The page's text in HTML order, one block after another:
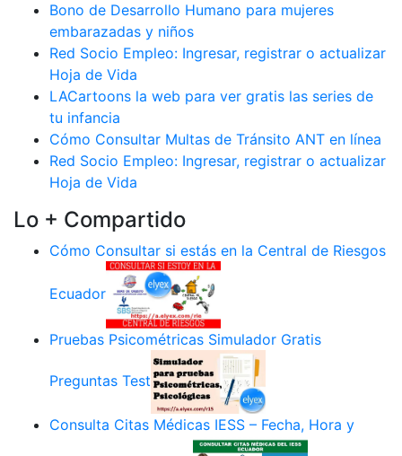
Bono de Desarrollo Humano para mujeres
embarazadas y niños
Red Socio Empleo: Ingresar, registrar o actualizar
Hoja de Vida
LACartoons la web para ver gratis las series de
tu infancia
Cómo Consultar Multas de Tránsito ANT en línea
Red Socio Empleo: Ingresar, registrar o actualizar
Hoja de Vida
Lo + Compartido
Cómo Consultar si estás en la Central de Riesgos
Ecuador
Pruebas Psicométricas Simulador Gratis
Preguntas Test
Consulta Citas Médicas IESS – Fecha, Hora y